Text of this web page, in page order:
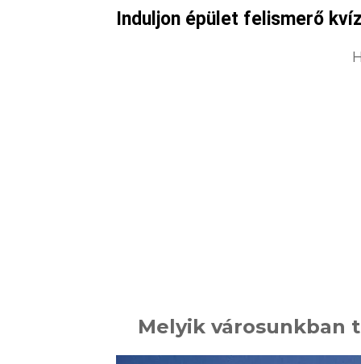
Induljon épület felismerő
Melyik városunkban